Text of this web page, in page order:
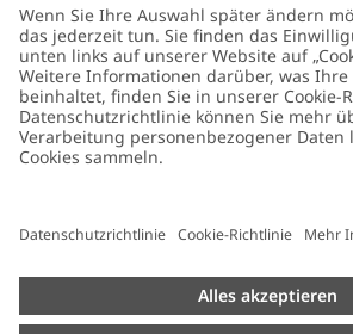
FAQ
Barrierefreiheit
Datenschutzrichtlinie
Cookie-Richtlinie
Größenratgeber
Über Newbie
Nachhaltigkeit
Impressum
Presse
Germany
Cookies